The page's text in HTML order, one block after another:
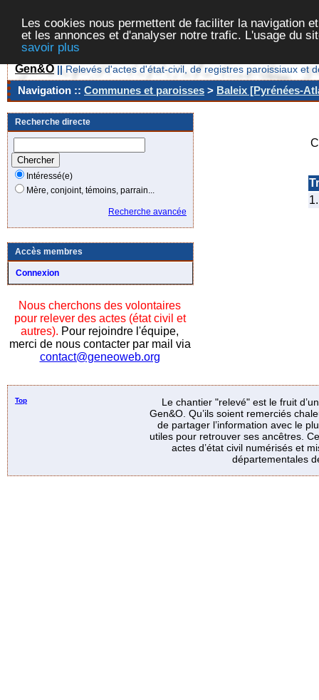
Les cookies nous permettent de faciliter la navigation
et les annonces et d'analyser notre trafic. L'usage du
savoir plus
Gen&O || Relevés d'actes d'état-civil, de registres paroissiaux et
Navigation :: Communes et paroisses > Baleix [Pyrénées-
Recherche directe
Intéressé(e)
Mère, conjoint, témoins, parrain...
Recherche avancée
Accès membres
Connexion
Nous cherchons des volontaires
pour relever des actes (état civil et
autres). Pour rejoindre l'équipe,
merci de nous contacter par mail via
contact@geneoweb.org
1.
Top
Le chantier "relevé" est le fruit
Gen&O. Qu’ils soient remerciés
de partager l’information avec le
utiles pour retrouver ses ancêtres.
actes d’état civil numérisés et
départementales